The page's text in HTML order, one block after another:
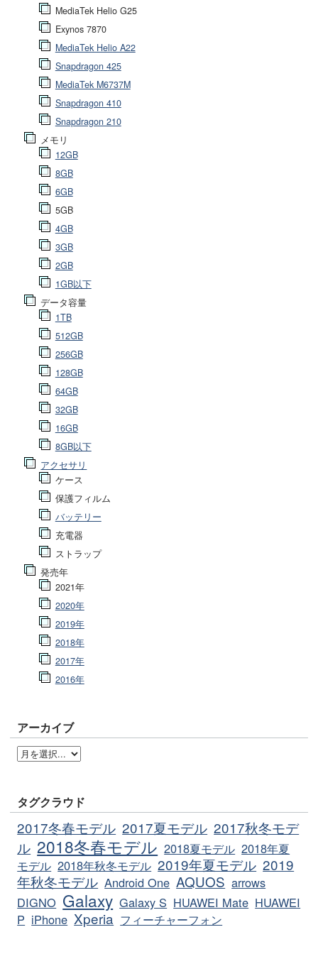
MediaTek Helio G25
Exynos 7870
MediaTek Helio A22
Snapdragon 425
MediaTek M6737M
Snapdragon 410
Snapdragon 210
メモリ
12GB
8GB
6GB
5GB
4GB
3GB
2GB
1GB以下
データ容量
1TB
512GB
256GB
128GB
64GB
32GB
16GB
8GB以下
アクセサリ
ケース
保護フィルム
バッテリー
充電器
ストラップ
発売年
2021年
2020年
2019年
2018年
2017年
2016年
アーカイブ
タグクラウド
2017冬春モデル 2017夏モデル 2017秋冬モデ
ル 2018冬春モデル 2018夏モデル 2018年夏
モデル 2018年秋冬モデル 2019年夏モデル 2019
年秋冬モデル Android One AQUOS arrows
DIGNO Galaxy Galaxy S HUAWEI Mate HUAWEI
P iPhone Xperia フィーチャーフォン